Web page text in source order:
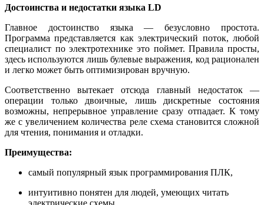
Достоинства и недостатки языка LD
Главное достоинство языка — безусловно простота.
Программа представляется как электрический поток, любой
специалист по электротехнике это поймет. Правила просты,
здесь используются лишь булевые выражения, код рационален
и легко может быть оптимизирован вручную.
Соответственно вытекает отсюда главный недостаток —
операции только двоичные, лишь дискретные состояния
возможны, непрерывное управление сразу отпадает. К тому
же с увеличением количества реле схема становится сложной
для чтения, понимания и отладки.
Преимущества:
самый популярный язык программирования ПЛК,
интуитивно понятен для людей, умеющих читать
электрические схемы,